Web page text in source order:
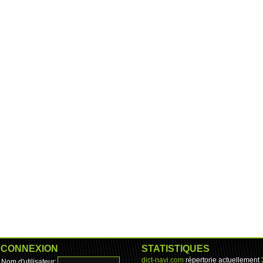
CONNEXION STATISTIQUES
dict-navi.com répertorie actuellement